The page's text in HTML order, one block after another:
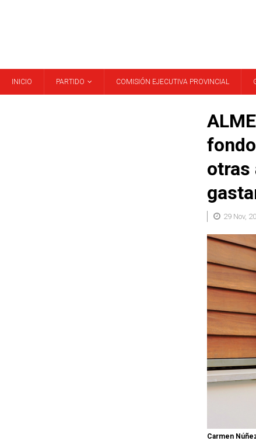
INICIO PARTIDO COMISIÓN EJECUTIVA PROVINCIAL
otras
29 Nov,
Carmen